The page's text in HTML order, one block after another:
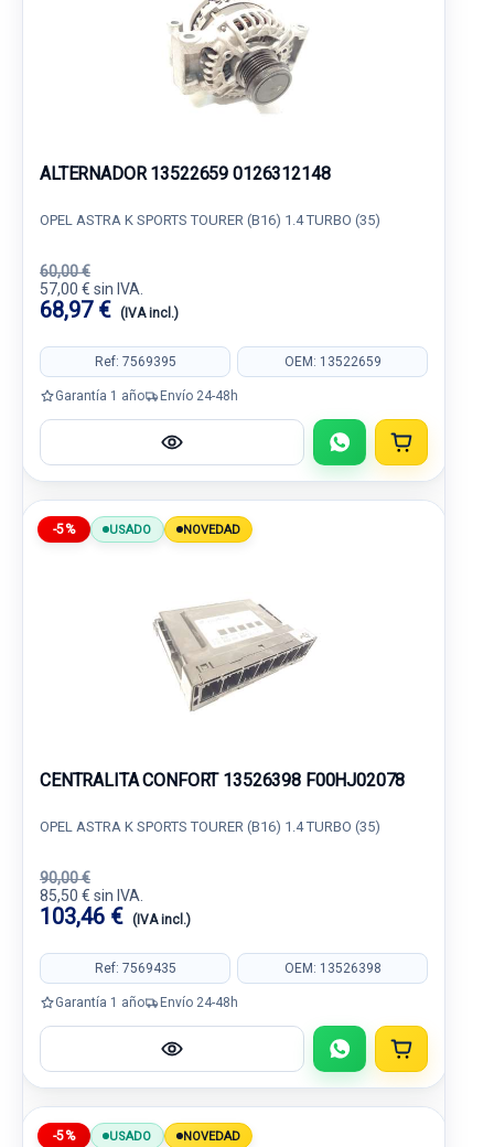
ALTERNADOR 13522659 0126312148
OPEL ASTRA K SPORTS TOURER (B16) 1.4 TURBO (35)
60,00 €
57,00 € sin IVA.
68,97 € (IVA incl.)
Ref: 7569395 OEM: 13522659
Garantía 1 año Envío 24-48h
-5% USADO NOVEDAD
CENTRALITA CONFORT 13526398 F00HJ02078
OPEL ASTRA K SPORTS TOURER (B16) 1.4 TURBO (35)
90,00 €
85,50 € sin IVA.
103,46 € (IVA incl.)
Ref: 7569435 OEM: 13526398
Garantía 1 año Envío 24-48h
-5% USADO NOVEDAD